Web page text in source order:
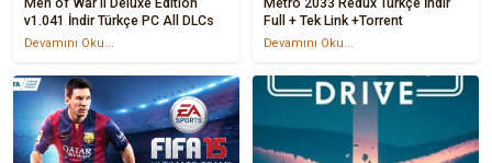
Men of War II Deluxe Edition
v1.041 İndir Türkçe PC All DLCs
Devamını Oku...
Metro 2033 Redux Türkçe İndir
Full + Tek Link +Torrent
Devamını Oku...